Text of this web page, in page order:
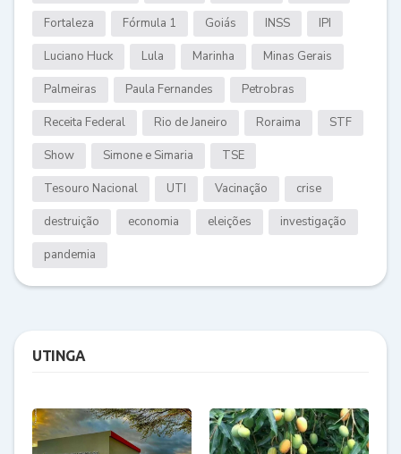
Fortaleza Fórmula 1 Goiás INSS IPI
Luciano Huck Lula Marinha Minas Gerais
Palmeiras Paula Fernandes Petrobras
Receita Federal Rio de Janeiro Roraima STF
Show Simone e Simaria TSE
Tesouro Nacional UTI Vacinação crise
destruição economia eleições investigação
pandemia
UTINGA